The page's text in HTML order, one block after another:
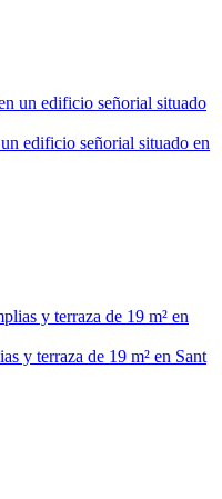
edificio señorial situado en
y terraza de 19 m² en Sant